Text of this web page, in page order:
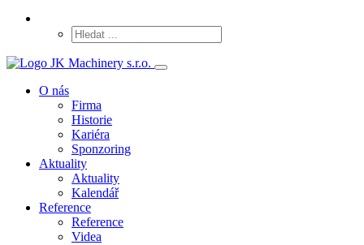
O nás
Firma
Historie
Kariéra
Sponzoring
Aktuality
Aktuality
Kalendář
Reference
Reference
Videa